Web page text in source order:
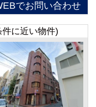
でお問い合わせ
に近い物件)